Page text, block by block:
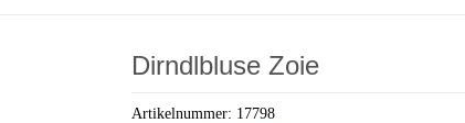
Dirndlbluse Zoie
Artikelnummer: 17798